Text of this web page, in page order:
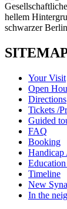
Your Visit
Open
Directions
Tickets /
Guided
FAQ
Booking
Handicap
Timeline
New
In the